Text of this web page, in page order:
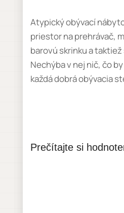
Atypický obývací
priestor na prehrávač,
barovú skrinku a
Nechýba v nej nič, čo
každá dobrá obývacia
Prečítajte si